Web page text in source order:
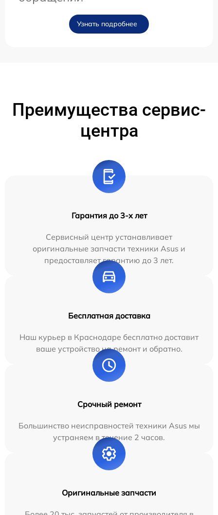
Узнать подробнее
Преимущества сервис-
центра
Гарантия до 3-х лет
Сервисный центр устанавливает
оригинальные запчасти техники Asus и
предоставляет гарантию до 3 лет.
Бесплатная доставка
Наш курьер в Краснодаре бесплатно доставит
ваше устройство на ремонт и обратно.
Срочный ремонт
Большинство неисправностей техники Asus мы
устраняем в течение 2 часов.
Оригинальные запчасти